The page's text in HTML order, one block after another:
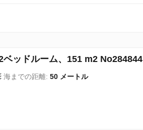
ッドルーム、151 m2 No284844
海までの距離: 50 メートル